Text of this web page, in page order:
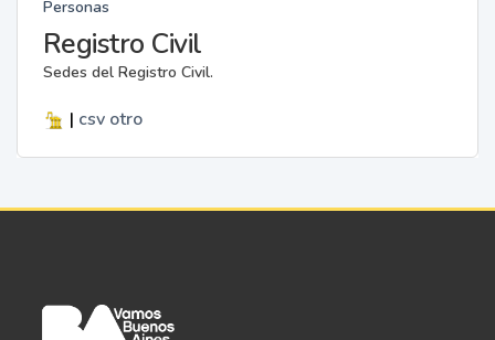
Personas
Registro Civil
Sedes del Registro Civil.
| csv otro